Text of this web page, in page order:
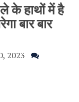
के हाथों में है
बार बार
2023